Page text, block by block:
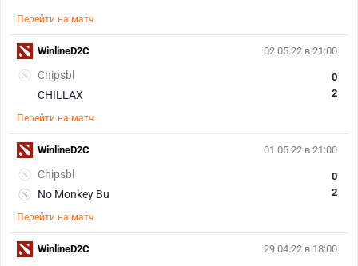
Перейти на матч
02.05.22 в 21:00
Chipsbl
CHILLAX
0
2
Перейти на матч
WinlineD2C
01.05.22 в 21:00
Chipsbl
No Monkey Bu
0
2
Перейти на матч
WinlineD2C
29.04.22 в 18:00
WinlineD2C